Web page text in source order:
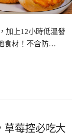
加上12小時低溫發
食材！不含防…
草莓控必吃大